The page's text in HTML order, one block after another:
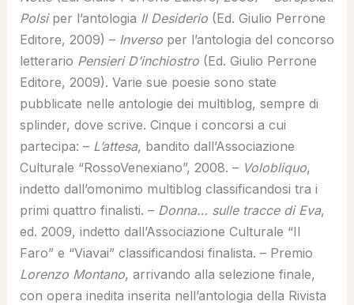
Polsiper l’antologia Il Desiderio(Ed. Giulio Perrone
Editore, 2009) – Inversoper l’antologia del concorso
letterario Pensieri D’inchiostro (Ed. Giulio Perrone
Editore, 2009). Varie sue poesie sono state
pubblicate nelle antologie dei multiblog, sempre di
splinder, dove scrive. Cinque i concorsi a cui
partecipa: – L’attesa, bandito dall’Associazione
Culturale “RossoVenexiano”, 2008. – Volobliquo,
indetto dall’omonimo multiblog classificandosi tra i
primi quattro finalisti. – Donna… sulle tracce di Eva,
ed. 2009, indetto dall’Associazione Culturale “Il
Faro” e “Viavai” classificandosi finalista. – Premio
Lorenzo Montano, arrivando alla selezione finale,
con opera inedita inserita nell’antologia della Rivista